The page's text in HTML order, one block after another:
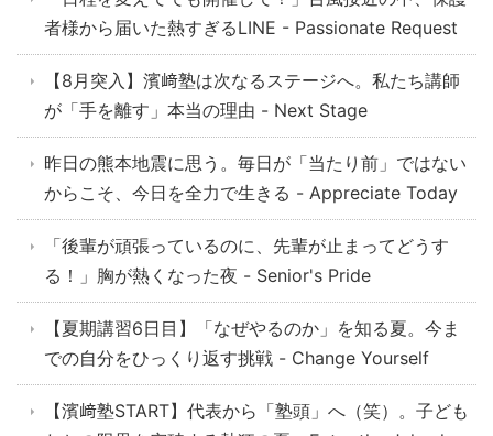
者様から届いた熱すぎるLINE - Passionate Request
【8月突入】濱﨑塾は次なるステージへ。私たち講師
が「手を離す」本当の理由 - Next Stage
昨日の熊本地震に思う。毎日が「当たり前」ではない
からこそ、今日を全力で生きる - Appreciate Today
「後輩が頑張っているのに、先輩が止まってどうす
る！」胸が熱くなった夜 - Senior's Pride
【夏期講習6日目】「なぜやるのか」を知る夏。今ま
での自分をひっくり返す挑戦 - Change Yourself
【濱﨑塾START】代表から「塾頭」へ（笑）。子ども